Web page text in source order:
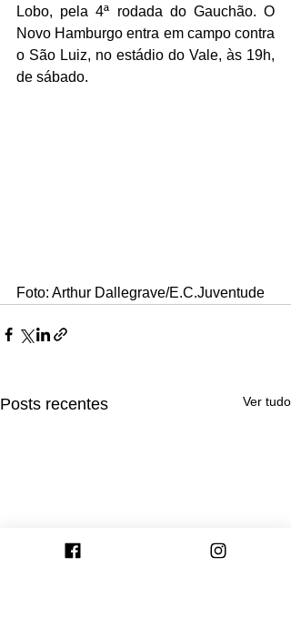
Lobo, pela 4ª rodada do Gauchão. O
Novo Hamburgo entra em campo contra
o São Luiz, no estádio do Vale, às 19h,
de sábado.
Foto: Arthur Dallegrave/E.C.Juventude
Posts recentes Ver tudo